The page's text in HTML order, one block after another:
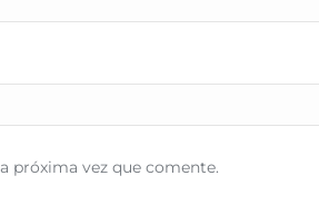
próxima vez que comente.